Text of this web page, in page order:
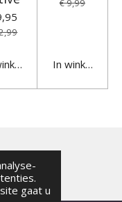
gaat u
€ 9,99
In